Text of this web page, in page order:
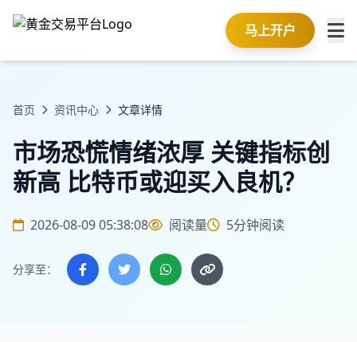
马上开户
首页 资讯中心 文章详情
市场恐慌情绪浓厚 关键指标创
新高 比特币或迎买入良机？
2026-08-09 05:38:08 阅读量 5分钟阅读
分享至：